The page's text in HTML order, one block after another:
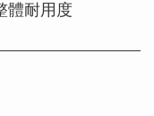
體耐用度